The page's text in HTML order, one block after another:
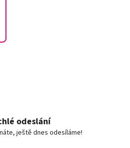
odeslání
ještě dnes odesíláme!